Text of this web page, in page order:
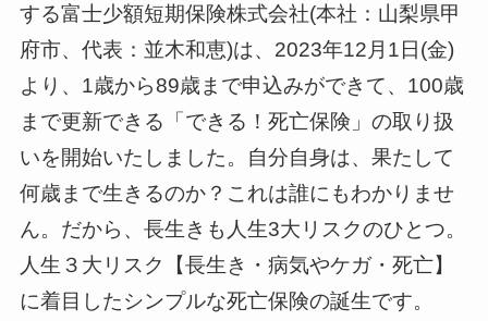
する富士少額短期保険株式会社(本社：山梨県甲
府市、代表：並木和恵)は、2023年12月1日(金)
より、1歳から89歳まで申込みができて、100歳
まで更新できる「できる！死亡保険」の取り扱
いを開始いたしました。自分自身は、果たして
何歳まで生きるのか？これは誰にもわかりませ
ん。だから、長生きも人生3大リスクのひとつ。
人生３大リスク【長生き・病気やケガ・死亡】
に着目したシンプルな死亡保険の誕生です。